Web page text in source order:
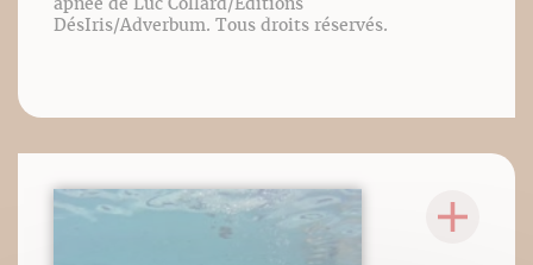
DésIris/Adverbum. Tous droits réservés.